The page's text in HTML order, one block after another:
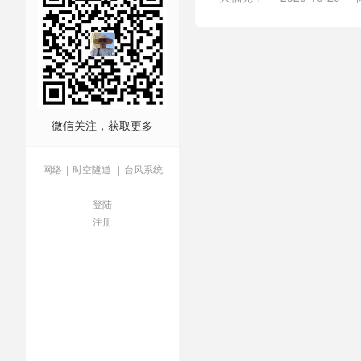
微信关注，获取更多
网络 | 时空隧道 | 台风系统
登陆
注册